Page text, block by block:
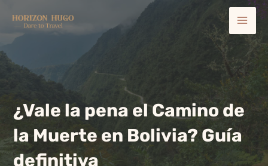
contenido
¿Vale la pena el Camino de
la Muerte en Bolivia? Guía
definitiva